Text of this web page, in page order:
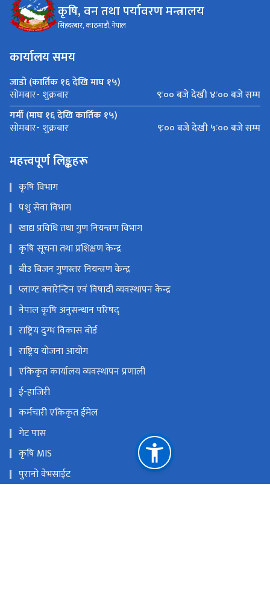
नेपाल सरकार
कृषि, वन तथा पर्यावरण मन्त्रालय
कार्यालय समय
जाडो (कार्तिक १६ देखि माघ १५)
सोमबार- शुक्रबार
९ः०० बजे देखी ४ः०० बजे सम्म
गर्मी (माघ १६ देखि कार्तिक १५)
सोमबार- शुक्रबार
महत्त्वपूर्ण लिङ्कहरू
कृषि विभाग
पशु सेवा विभाग
खाद्य प्रविधि तथा गुण नियन्त्रण विभाग
कृषि सूचना तथा प्रशिक्षण केन्द्र
बीउ बिजन गुणस्तर नियन्त्रण केन्द्र
नेपाल कृषि अनुसन्धान परिषद्
राष्ट्रिय दुग्ध विकास बोर्ड
राष्ट्रिय योजना आयोग
एकिकृत कार्यालय व्यवस्थापन प्रणाली
ई-हाजिरी
कर्मचारी एकिकृत ईमेल
कृषि MIS
पुरानो वेभसाईट